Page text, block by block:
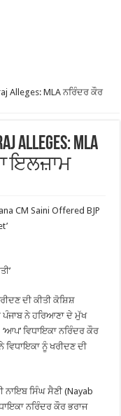
Alleges: MLA ਨਰਿੰਦਰ ਕੌਰ
Alleges: MLA
ਇਲਜ਼ਾਮ
CM Saini Offered BJP
ਦੀ ਕੀਤੀ ਕੋਸ਼ਿਸ਼
ਪੰਜਾਬ ਨੇ ਹਰਿਆਣਾ ਦੇ ਮੁੱਖ
ਵਿਧਾਇਕਾ ਨਰਿੰਦਰ ਕੌਰ
ਵਿਧਾਇਕਾ ਨੂੰ ਖਰੀਦਣ ਦੀ
ਸਿੰਘ ਸੈਣੀ (Nayab
ਨਰਿੰਦਰ ਕੌਰ ਭਰਾਜ